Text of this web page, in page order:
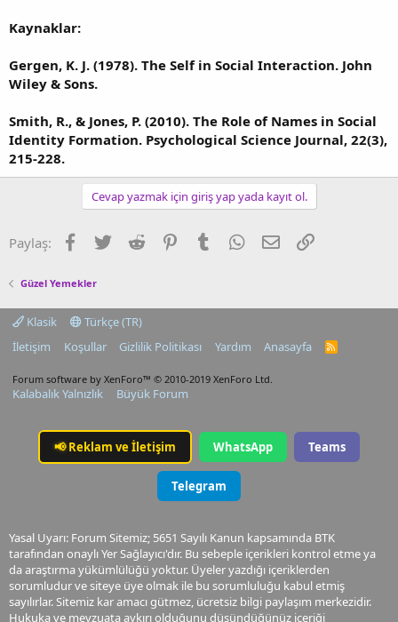
Kaynaklar:
Gergen, K. J. (1978). The Self in Social Interaction. John
Wiley & Sons.
Smith, R., & Jones, P. (2010). The Role of Names in Social
Identity Formation. Psychological Science Journal, 22(3),
215-228.
Cevap yazmak için giriş yap yada kayıt ol.
Paylaş: Facebook
TwitterReddit PinterestTumblrWhatsApp
E-postaLink
Güzel Yemekler
Klasik
Türkçe (TR)
İletişim
Koşullar Gizlilik Politikası Yardım Anasayfa
R
Forum software by XenForo™ © 2010-2019 XenForo Ltd.
Kalabalık Yalnızlık Büyük Forum
📢Reklam ve İletişim WhatsApp Teams
Telegram
Yasal Uyarı: Forum Sitemiz; 5651 Sayılı Kanun kapsamında BTK
tarafından onaylı Yer Sağlayıcı'dır. Bu sebeple içerikleri kontrol etme ya
da araştırma yükümlülüğü yoktur. Üyeler yazdığı içeriklerden
sorumludur ve siteye üye olmak ile bu sorumluluğu kabul etmiş
sayılırlar. Sitemiz kar amacı gütmez, ücretsiz bilgi paylaşım merkezidir.
Hukuka ve mevzuata aykırı olduğunu düşündüğünüz içeriği